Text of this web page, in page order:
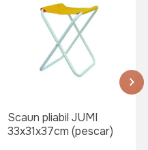
Scaun pliabil JUMI
33x31x37cm (pescar)